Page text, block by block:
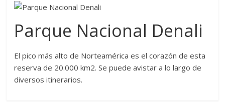
Parque Nacional Denali
El pico más alto de Norteamérica es el corazón de esta
reserva de 20.000 km2. Se puede avistar a lo largo de
diversos itinerarios.